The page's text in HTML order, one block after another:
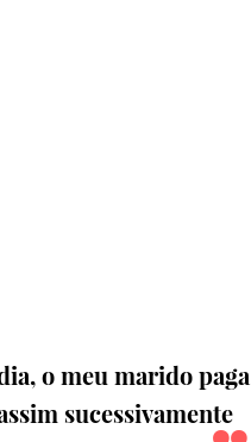
o meu marido paga
sucessivamente